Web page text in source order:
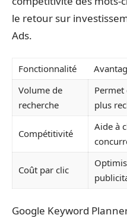
le retour sur
Ads.
Fonctionnalité
Volume de
recherche
Permet
plus
Compétitivité
Aide à
Coût par clic
Google Keyword